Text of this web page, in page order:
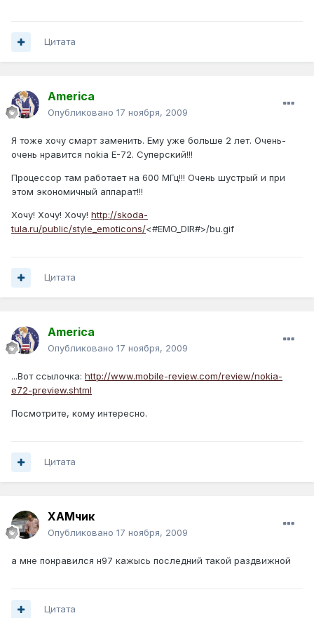
Цитата
America
Опубликовано 17 ноября, 2009
Я тоже хочу смарт заменить. Ему уже больше 2 лет. Очень-
очень нравится nokia E-72. Суперский!!!
Процессор там работает на 600 МГц!!! Очень шустрый и при
этом экономичный аппарат!!!
Хочу! Хочу! Хочу! http://skoda-
tula.ru/public/style_emoticons/<#EMO_DIR#>/bu.gif
Цитата
America
Опубликовано 17 ноября, 2009
...Вот ссылочка: http://www.mobile-review.com/review/nokia-
e72-preview.shtml
Посмотрите, кому интересно.
Цитата
ХАМчик
Опубликовано 17 ноября, 2009
а мне понравился н97 кажысь последний такой раздвижной
Цитата